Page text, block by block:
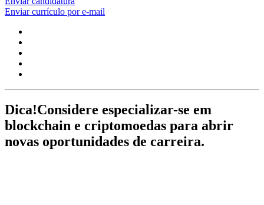
Enviar currículo por e-mail
Dica!Considere especializar-se em
blockchain e criptomoedas para abrir
novas oportunidades de carreira.